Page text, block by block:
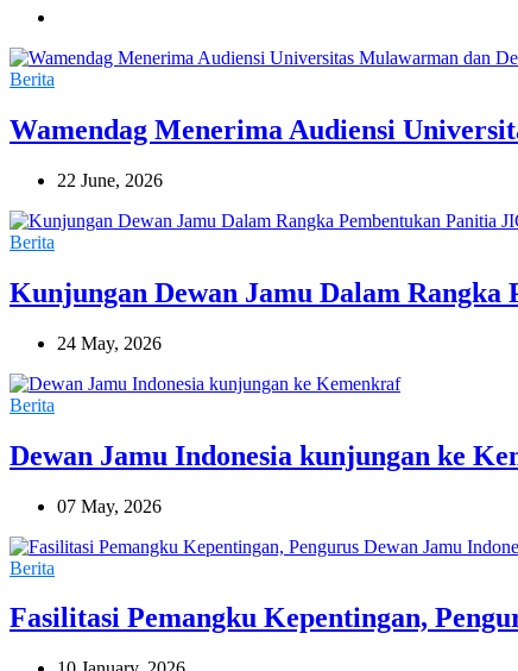
Berita
Wamendag Menerima Audiensi
22 June, 2026
Berita
Kunjungan Dewan Jamu Dalam Rangka
24 May, 2026
Berita
Dewan Jamu Indonesia kunjungan ke
07 May, 2026
Berita
Fasilitasi Pemangku Kepentingan,